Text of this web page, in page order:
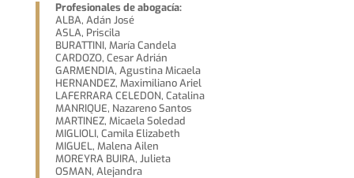
Profesionales de abogacía:
ALBA, Adán José
ASLA, Priscila
BURATTINI, María Candela
CARDOZO, Cesar Adrián
GARMENDIA, Agustina Micaela
HERNANDEZ, Maximiliano Ariel
LAFERRARA CELEDON, Catalina
MANRIQUE, Nazareno Santos
MARTINEZ, Micaela Soledad
MIGLIOLI, Camila Elizabeth
MIGUEL, Malena Ailen
MOREYRA BUIRA, Julieta
OSMAN, Alejandra